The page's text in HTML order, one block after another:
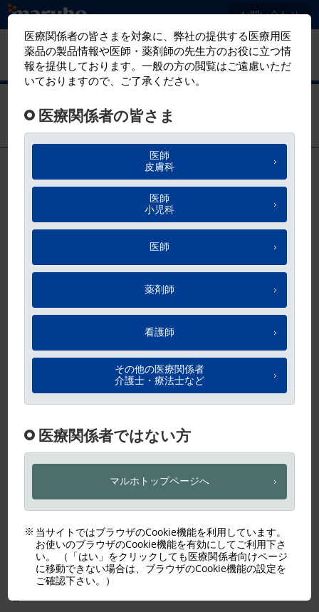
メ
イ
ン
に
お問い合わせ
マルホ
医療関係者向けサイト
有害事象報告
maruho square：IAD（失禁関連皮膚
炎）を知ろう！
お気に入り
もくじ
医療法人社団 廣仁会 札幌皮膚科クリニック
院長安部 正敏 先生
近年、皮膚科看護学の分野を中心にIAD（Incontinence-
Associated Dermatitis：失禁関連皮膚炎）
という概念
が注目されている。これは以前、失禁関連皮膚障害と訳
のためであり、失禁部における皮膚障害を示す用語とし
ては、皮膚科学で定義する「皮膚炎」とは一致しない点
があるためである。しかし、一般社団法人日本創傷・オ
ストミー・失禁管理学会（編集）『IADベストプラクティ
ス』におけるIADの和訳は「失禁関連皮膚炎」とされ
、今後統一が図られるものと思われる。
なぜIADが重要なのか？